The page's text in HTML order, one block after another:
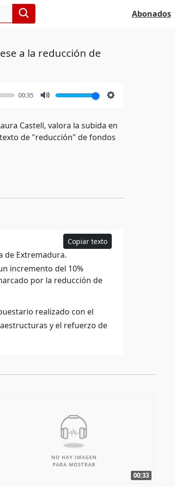
Abonados
a la reducción de
00:35
Castell, valora la subida en
de "reducción" de fondos
Copiar texto
de Extremadura.
incremento del 10%
por la reducción de
realizado con el
y el refuerzo de
00:33